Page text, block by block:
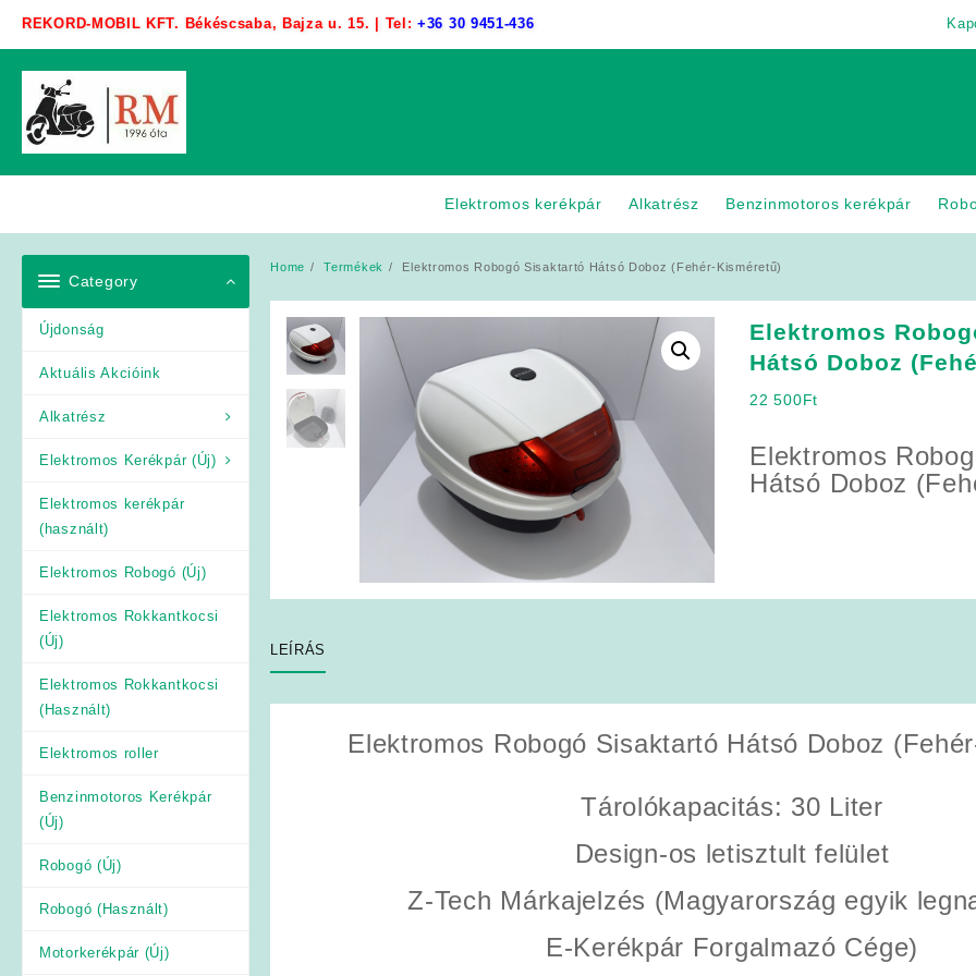
REKORD-MOBIL KFT. Békéscsaba, Bajza u. 15. | Tel:+36 30 9451-436
Elektromos kerékpár Alkatrész Benzinmotoros kerékpár
Category
Újdonság
Aktuális Akcióink
Alkatrész
Elektromos Kerékpár (Új)
Elektromos kerékpár
(használt)
Elektromos Robogó (Új)
Elektromos Rokkantkocsi
(Új)
Elektromos Rokkantkocsi
(Használt)
Elektromos roller
Benzinmotoros Kerékpár
(Új)
Robogó (Új)
Robogó (Használt)
Motorkerékpár (Új)
Home Termékek Elektromos Robogó Sisaktartó Hátsó Doboz (Fehér-Kisméretű)
Elektromos
Hátsó Doboz
22 500Ft
Elektromos
Hátsó Doboz
LEÍRÁS
Elektromos Robogó Sisaktartó Hátsó Doboz
Tárolókapacitás: 30 Liter
Design-os letisztult felület
Z-Tech Márkajelzés (Magyarország egyik
E-Kerékpár Forgalmazó Cége)